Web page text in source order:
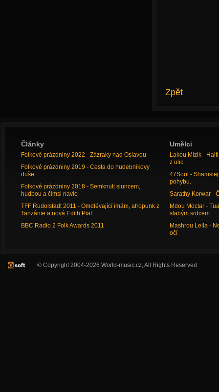
Zpět
Články
Folkové prázdniny 2022 - Zázraky nad Oslavou
Folkové prázdniny 2019 - Cesta do hudebníkovy
duše
Folkové prázdniny 2018 - Semknuti sluncem,
hudbou a čímsi navíc
TFF Rudolstadt 2011 - Omdlévající imám, afropunk z
Tanzánie a nová Edith Piaf
BBC Radio 2 Folk Awards 2011
Umělci
Lakou Mizik -
z ulic
47Soul -
pohybu.
Sarathy Korwar -
Mdou Moctar -
slabým srdcem
Mashrou Leila -
očí
© Copyright 2004-2026 World-music.cz, All Rights Reserved